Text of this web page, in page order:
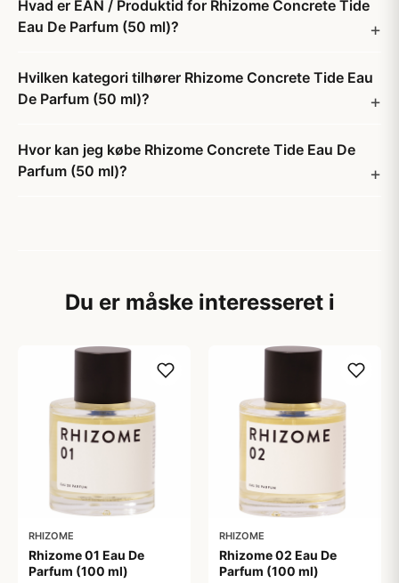
Hvad er EAN / Produktid for Rhizome Concrete Tide
Eau De Parfum (50 ml)?
Hvilken kategori tilhører Rhizome Concrete Tide Eau
De Parfum (50 ml)?
Hvor kan jeg købe Rhizome Concrete Tide Eau De
Parfum (50 ml)?
Du er måske interesseret i
RHIZOME
Rhizome 01 Eau De
Parfum (100 ml)
RHIZOME
Rhizome 02 Eau De
Parfum (100 ml)